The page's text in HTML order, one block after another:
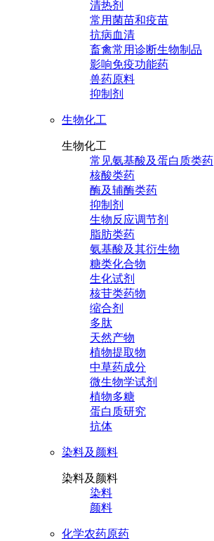
清热剂
常用菌苗和疫苗
抗病血清
畜禽常用诊断生物制品
影响免疫功能药
兽药原料
抑制剂
生物化工
生物化工
常见氨基酸及蛋白质类药
核酸类药
酶及辅酶类药
抑制剂
生物反应调节剂
脂肪类药
氨基酸及其衍生物
糖类化合物
生化试剂
核苷类药物
缩合剂
多肽
天然产物
植物提取物
中草药成分
微生物学试剂
植物多糖
蛋白质研究
抗体
染料及颜料
染料及颜料
染料
颜料
化学农药原药